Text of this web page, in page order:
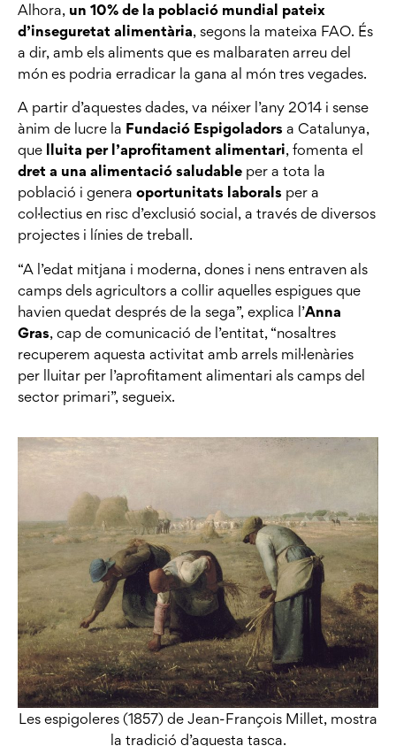
Alhora, un 10% de la població mundial pateix
d’inseguretat alimentària, segons la mateixa FAO. És
a dir, amb els aliments que es malbaraten arreu del
món es podria erradicar la gana al món tres vegades.
A partir d’aquestes dades, va néixer l’any 2014 i sense
ànim de lucre la Fundació Espigoladors a Catalunya,
que
lluita per l’aprofitament alimentari, fomenta el
dret a una alimentació saludable per a tota la
població i genera oportunitats laborals per a
col·lectius en risc d’exclusió social, a través de diversos
projectes i línies de treball.
“A l’edat mitjana i moderna, dones i nens entraven als
camps dels agricultors a collir aquelles espigues que
havien quedat després de la sega”, explica l’Anna
Gras, cap de comunicació de l’entitat, “nosaltres
recuperem aquesta activitat amb arrels mil·lenàries
per lluitar per l’aprofitament alimentari als camps del
sector primari”, segueix.
Les espigoleres (1857) de Jean-François Millet, mostra
la tradició d’aquesta tasca.